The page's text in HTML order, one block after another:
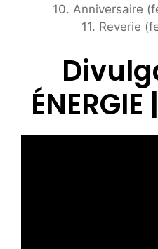
10. Anniversaire
11. Reverie